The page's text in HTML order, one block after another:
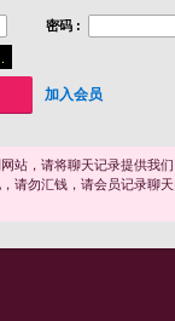
密码 :
加入会员
站，请将聊天记录提供我
请勿汇钱，请会员记录聊